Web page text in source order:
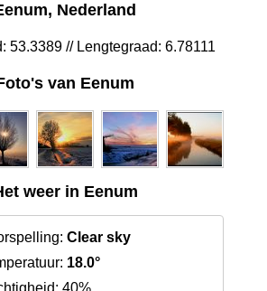
Nederland
53.3389 // Lengtegraad: 6.78111
van Eenum
weer in Eenum
Clear sky
18.0°